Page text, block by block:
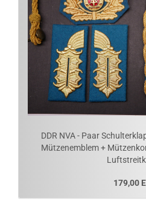
DDR NVA - Paar
Mützenemblem +
179,00